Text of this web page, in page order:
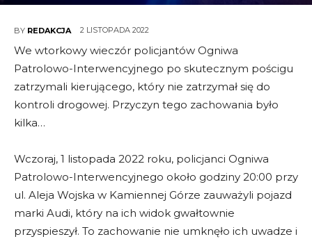
BY REDAKCJA 2 LISTOPADA 2022
We wtorkowy wieczór policjantów Ogniwa
Patrolowo-Interwencyjnego po skutecznym pościgu
zatrzymali kierującego, który nie zatrzymał się do
kontroli drogowej. Przyczyn tego zachowania było
kilka…
Wczoraj, 1 listopada 2022 roku, policjanci Ogniwa
Patrolowo-Interwencyjnego około godziny 20:00 przy
ul. Aleja Wojska w Kamiennej Górze zauważyli pojazd
marki Audi, który na ich widok gwałtownie
przyspieszył. To zachowanie nie umknęło ich uwadze i